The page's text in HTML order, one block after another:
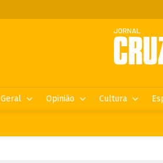
Geral Opinião Cultura